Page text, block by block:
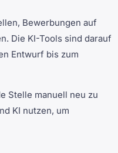
Bewerbungen auf
Die KI-Tools sind darauf
Entwurf bis zum
Stelle manuell neu zu
KI nutzen, um